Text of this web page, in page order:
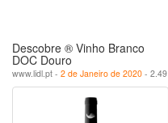
Descobre ® Vinho Branco
DOC Douro
www.lidl.pt - 2 de Janeiro de 2020 - 2.49